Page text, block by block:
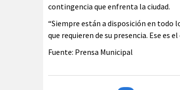
contingencia que enfrenta la ciudad.
“Siempre están a disposición en todo
que requieren de su presencia. Ese es
Fuente: Prensa Municipal